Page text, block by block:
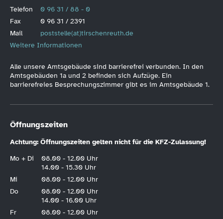
Telefon
0 96 31 / 88 - 0
Fax
0 96 31 / 2391
Mail
poststelle(at)tirschenreuth.de
Weitere Informationen
Alle unsere Amtsgebäude sind barrierefrei verbunden. In den
Amtsgebäuden 1a und 2 befinden sich Aufzüge. Ein
barrierefreies Besprechungszimmer gibt es im Amtsgebäude 1.
Öffnungszeiten
Achtung: Öffnungszeiten gelten nicht für die KFZ-Zulassung!
Mo + Di
08.00 - 12.00 Uhr
14.00 - 15.30 Uhr
Mi
08.00 - 12.00 Uhr
Do
08.00 - 12.00 Uhr
14.00 - 16.00 Uhr
Fr
08.00 - 12.00 Uhr